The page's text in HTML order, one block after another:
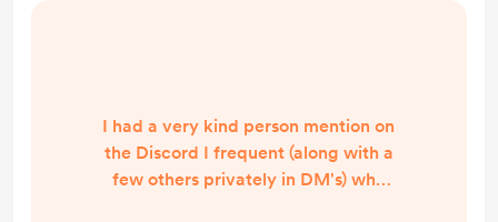
I had a very kind person mention on
the Discord I frequent (along with a
few others privately in DM's) who